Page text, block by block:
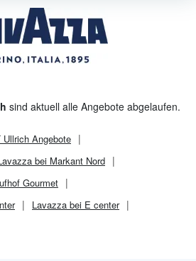
sind aktuell alle Angebote abgelaufen.
Ullrich Angebote
bei Markant Nord
Gourmet
Lavazza bei E center